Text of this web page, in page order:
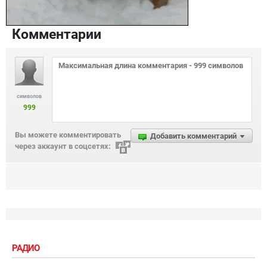
Комментарии
символов
999
Добавить комментарий
Вы можете комментировать
через аккаунт в соцсетях:
РАДИО